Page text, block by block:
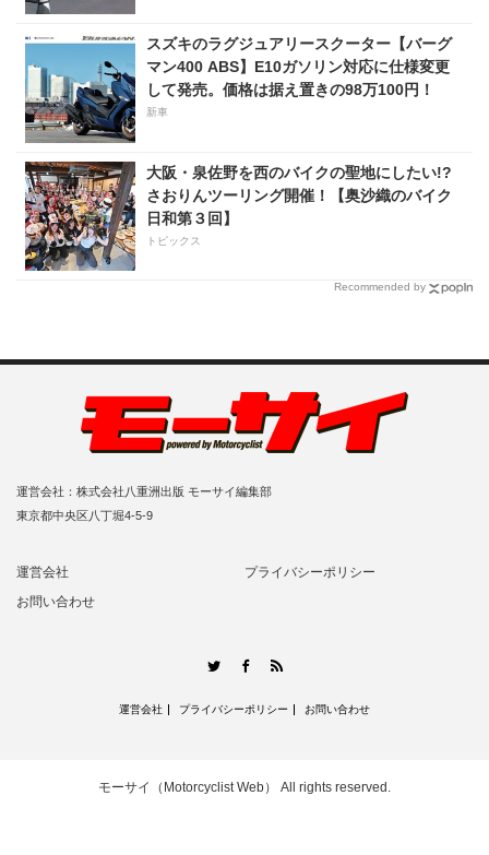
スズキのラグジュアリースクーター【バーグ
マン400 ABS】E10ガソリン対応に仕様変更
して発売。価格は据え置きの98万100円！
新車
大阪・泉佐野を西のバイクの聖地にしたい!?
さおりんツーリング開催！【奥沙織のバイク
日和第３回】
トピックス
Recommended by
運営会社：株式会社八重洲出版 モーサイ編集部
東京都中央区八丁堀4-5-9
運営会社
プライバシーポリシー
お問い合わせ
TwitterFacebook
運営会社 プライバシーポリシー お問い合わせ
モーサイ（Motorcyclist Web） All rights reserved.